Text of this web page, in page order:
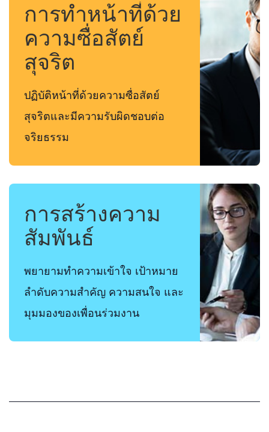
การทำหน้าที่ด้วย
ความซื่อสัตย์
สุจริต
ปฏิบัติหน้าที่ด้วยความซื่อสัตย์
สุจริตและมีความรับผิดชอบต่อ
จริยธรรม
การสร้างความ
สัมพันธ์
พยายามทำความเข้าใจ เป้าหมาย
ลำดับความสำคัญ ความสนใจ และ
มุมมองของเพื่อนร่วมงาน